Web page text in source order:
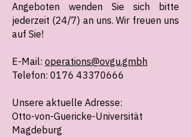
Angeboten wenden Sie sich bitte
jederzeit (24/7) an uns. Wir freuen uns
auf Sie!
E-Mail: operations@ovgu.gmbh
Telefon: 0176 43370666
Unsere aktuelle Adresse:
Otto-von-Guericke-Universität
Magdeburg